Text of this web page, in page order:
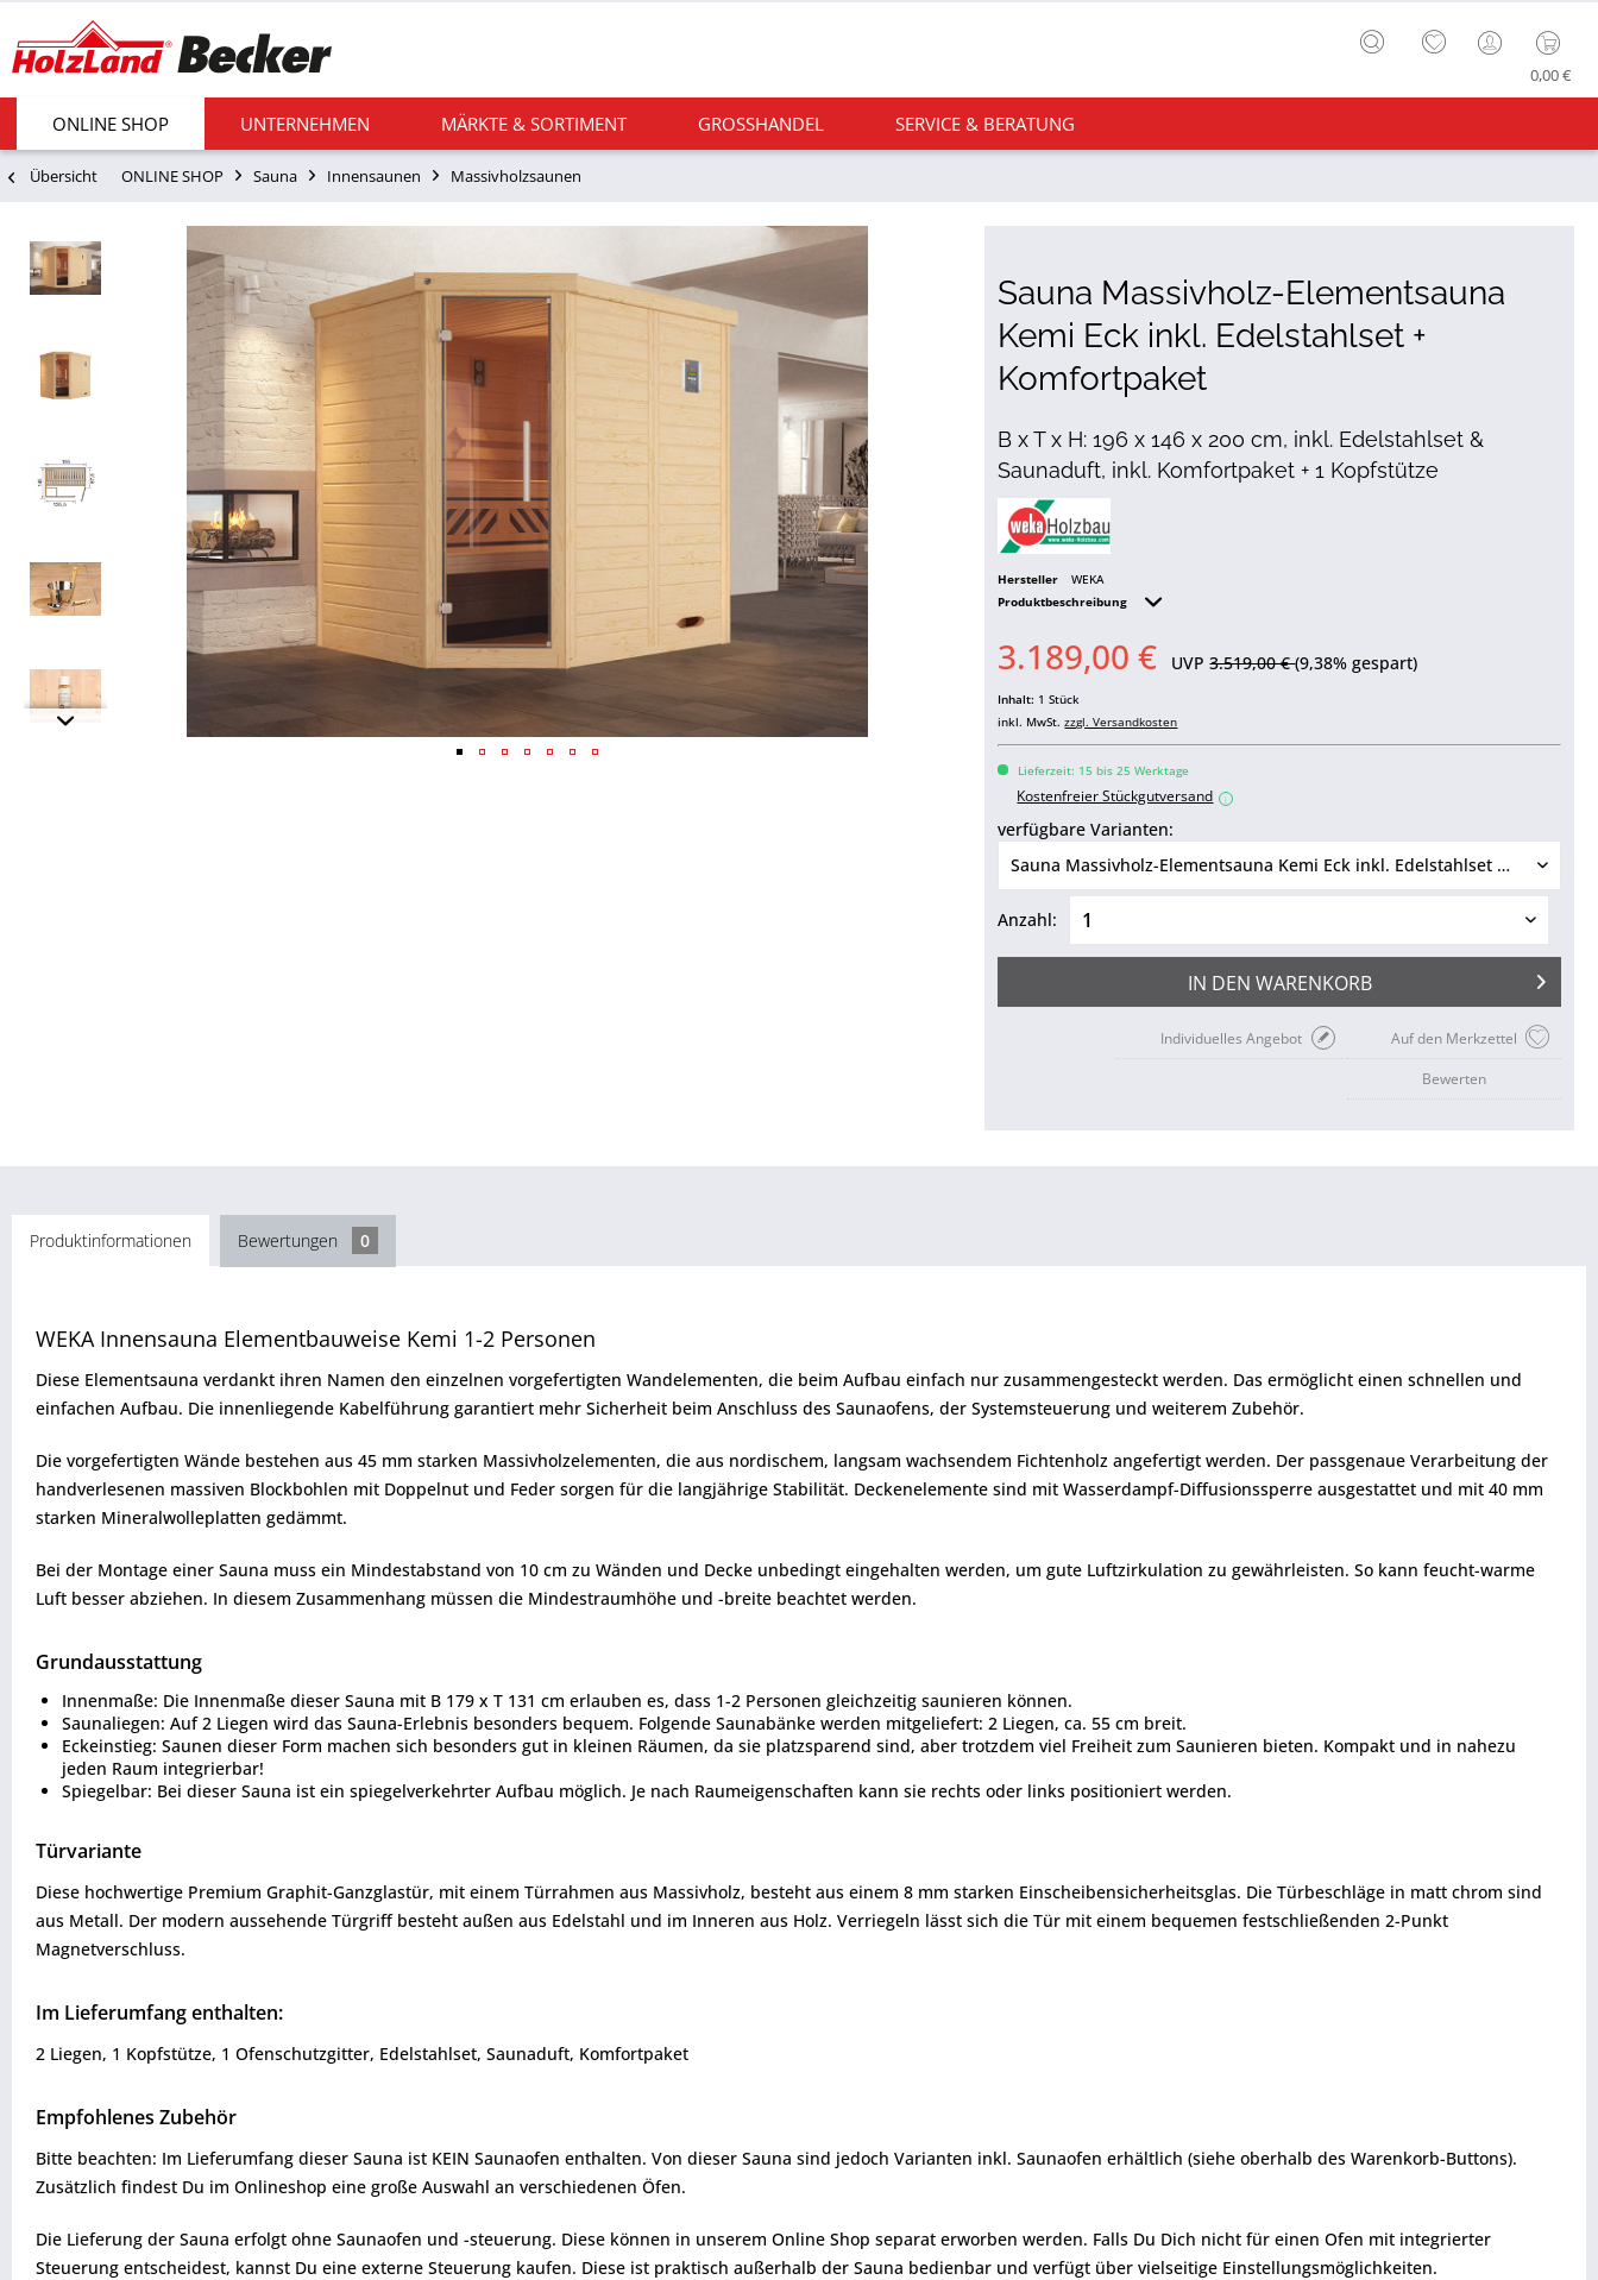
0,00 €
ONLINE SHOP UNTERNEHMEN MÄRKTE & SORTIMENT GROSSHANDEL SERVICE & BERATUNG
Übersicht ONLINE SHOP Sauna Innensaunen Massivholzsaunen
Sauna Massivholz-Elementsauna
Kemi Eck inkl. Edelstahlset +
Komfortpaket
B x T x H: 196 x 146 x 200 cm, inkl. Edelstahlset &
Saunaduft, inkl. Komfortpaket + 1 Kopfstütze
Hersteller
WEKA
Produktbeschreibung
3.189,00 € UVP3.519,00 €(9,38% gespart)
Inhalt: 1 Stück
inkl. MwSt.zzgl. Versandkosten
Lieferzeit: 15 bis 25 Werktage
Kostenfreier Stückgutversand i
verfügbare Varianten:
Anzahl:
IN DEN WARENKORB
Auf den Merkzettel
Individuelles Angebot
Bewerten
Produktinformationen Bewertungen 0
WEKA Innensauna Elementbauweise Kemi 1-2 Personen
Diese Elementsauna verdankt ihren Namen den einzelnen vorgefertigten Wandelementen, die beim Aufbau einfach nur zusammengesteckt werden. Das ermöglicht einen schnellen und
einfachen Aufbau. Die innenliegende Kabelführung garantiert mehr Sicherheit beim Anschluss des Saunaofens, der Systemsteuerung und weiterem Zubehör.
Die vorgefertigten Wände bestehen aus 45 mm starken Massivholzelementen, die aus nordischem, langsam wachsendem Fichtenholz angefertigt werden. Der passgenaue Verarbeitung der
handverlesenen massiven Blockbohlen mit Doppelnut und Feder sorgen für die langjährige Stabilität. Deckenelemente sind mit Wasserdampf-Diffusionssperre ausgestattet und mit 40 mm
starken Mineralwolleplatten gedämmt.
Bei der Montage einer Sauna muss ein Mindestabstand von 10 cm zu Wänden und Decke unbedingt eingehalten werden, um gute Luftzirkulation zu gewährleisten. So kann feucht-warme
Luft besser abziehen. In diesem Zusammenhang müssen die Mindestraumhöhe und -breite beachtet werden.
Grundausstattung
Innenmaße: Die Innenmaße dieser Sauna mit B 179 x T 131 cm erlauben es, dass 1-2 Personen gleichzeitig saunieren können.
Saunaliegen: Auf 2 Liegen wird das Sauna-Erlebnis besonders bequem. Folgende Saunabänke werden mitgeliefert: 2 Liegen, ca. 55 cm breit.
Eckeinstieg: Saunen dieser Form machen sich besonders gut in kleinen Räumen, da sie platzsparend sind, aber trotzdem viel Freiheit zum Saunieren bieten. Kompakt und in nahezu
jeden Raum integrierbar!
Spiegelbar: Bei dieser Sauna ist ein spiegelverkehrter Aufbau möglich. Je nach Raumeigenschaften kann sie rechts oder links positioniert werden.
Türvariante
Diese hochwertige Premium Graphit-Ganzglastür, mit einem Türrahmen aus Massivholz, besteht aus einem 8 mm starken Einscheibensicherheitsglas. Die Türbeschläge in matt chrom sind
aus Metall. Der modern aussehende Türgriff besteht außen aus Edelstahl und im Inneren aus Holz. Verriegeln lässt sich die Tür mit einem bequemen festschließenden 2-Punkt
Magnetverschluss.
Im Lieferumfang enthalten:
2 Liegen, 1 Kopfstütze, 1 Ofenschutzgitter, Edelstahlset, Saunaduft, Komfortpaket
Empfohlenes Zubehör
Bitte beachten: Im Lieferumfang dieser Sauna ist KEIN Saunaofen enthalten. Von dieser Sauna sind jedoch Varianten inkl. Saunaofen erhältlich (siehe oberhalb des Warenkorb-Buttons).
Zusätzlich findest Du im Onlineshop eine große Auswahl an verschiedenen Öfen.
Die Lieferung der Sauna erfolgt ohne Saunaofen und -steuerung. Diese können in unserem Online Shop separat erworben werden. Falls Du Dich nicht für einen Ofen mit integrierter
Steuerung entscheidest, kannst Du eine externe Steuerung kaufen. Diese ist praktisch außerhalb der Sauna bedienbar und verfügt über vielseitige Einstellungsmöglichkeiten.